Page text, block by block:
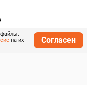
файлы.
на их
Согласен